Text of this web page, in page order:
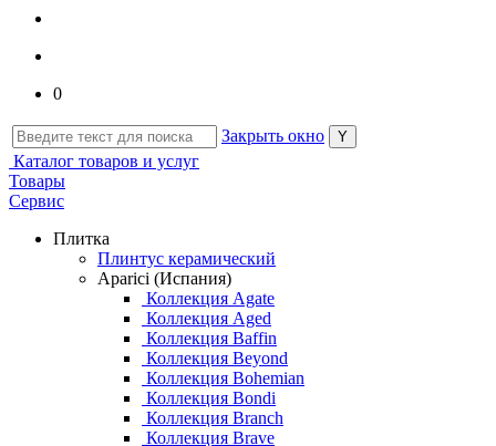
0
Закрыть окно
Каталог товаров и услуг
Товары
Сервис
Плитка
Плинтус керамический
Aparici (Испания)
Коллекция Agate
Коллекция Aged
Коллекция Baffin
Коллекция Beyond
Коллекция Bohemian
Коллекция Bondi
Коллекция Branch
Коллекция Brave